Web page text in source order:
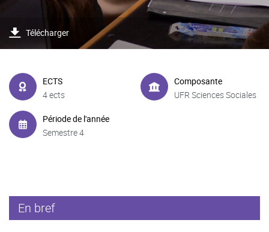
Télécharger
ECTS
4 ects
Composante
UFR Sciences Sociales
Période de l'année
Semestre 4
En bref